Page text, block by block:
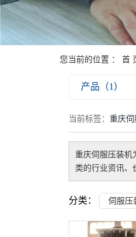
您当前的位置 ： 首
产品（1）
当前标签： 重庆
重庆伺服压装机
类的行业资讯、
分类： 伺服压